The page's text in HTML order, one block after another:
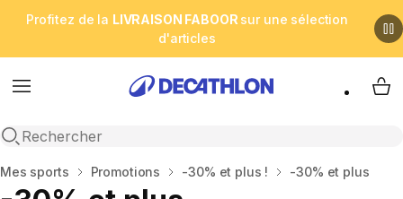
Profitez de la LIVRAISON FABOOR sur une sélection
d'articles
Menu
Open search
My
Accueil
Mes sports Promotions -30% et plus ! -30% et plus